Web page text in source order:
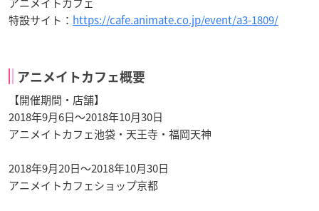
アニメイトカフェ
特設サイト： https://cafe.animate.co.jp/event/a3-1809/
アニメイトカフェ概要
【開催期間・店舗】
2018年9月6日～2018年10月30日
アニメイトカフェ池袋・天王寺・福岡天神
2018年9月20日～2018年10月30日
アニメイトカフェショップ京都